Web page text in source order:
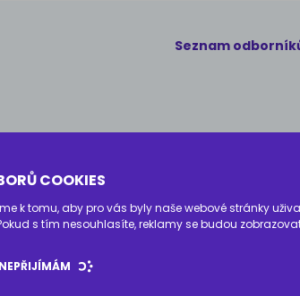
Seznam
COOKIES
k tomu, aby pro vás byly naše webové stránky
s tím nesouhlasíte, reklamy se budou
NEPŘIJÍMÁM